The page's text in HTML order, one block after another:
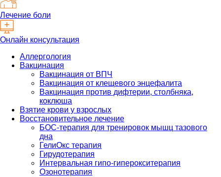
Лечение боли
Онлайн консультация
Аллергология
Вакцинация
Вакцинация от ВПЧ
Вакцинация от клещевого энцефалита
Вакцинация против дифтерии, столбняка,
коклюша
Взятие крови у взрослых
Восстановительное лечение
БОС-терапия для тренировок мышц тазового
дна
ГелиОкс терапия
Гирудотерапия
Интервальная гипо-гиперокситерапия
Озонотерапия